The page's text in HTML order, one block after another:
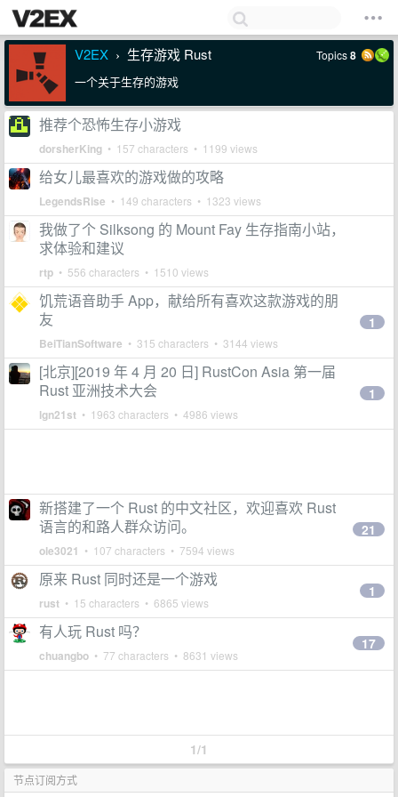
V2EX › 生存游戏 Rust Topics8
一个关于生存的游戏
推荐个恐怖生存小游戏
dorsherKing • 157 characters • 1199 views
给女儿最喜欢的游戏做的攻略
LegendsRise • 149 characters • 1323 views
我做了个 Silksong 的 Mount Fay 生存指南小站，
求体验和建议
rtp • 556 characters • 1510 views
饥荒语音助手 App，献给所有喜欢这款游戏的朋
友
BeiTianSoftware • 315 characters • 3144 views
1
[北京][2019 年 4 月 20 日] RustCon Asia 第一届
Rust 亚洲技术大会
lgn21st • 1963 characters • 4986 views
1
新搭建了一个 Rust 的中文社区，欢迎喜欢 Rust
语言的和路人群众访问。
ole3021 • 107 characters • 7594 views
21
原来 Rust 同时还是一个游戏
rust • 15 characters • 6865 views
1
有人玩 Rust 吗？
chuangbo • 77 characters • 8631 views
17
1/1
节点订阅方式